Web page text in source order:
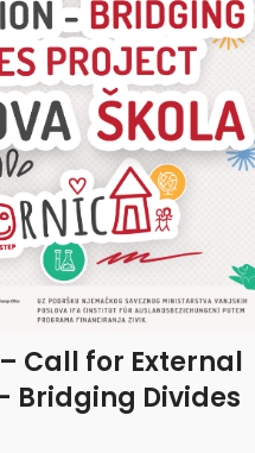
Call for External
Bridging Divides